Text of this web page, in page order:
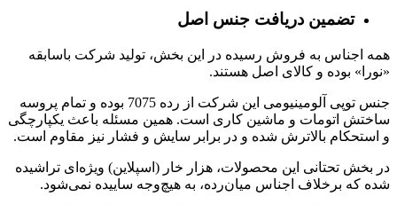
تضمین دریافت جنس اصل
همه اجناس به فروش رسیده در این بخش، تولید شرکت باسابقه
«نورا» بوده و کالای اصل هستند.
جنس توپی آلومینیومی این شرکت از رده 7075 بوده و تمام پروسه
ساختش اتومات و ماشین کاری است. همین مسئله باعث یکپارچگی
و استحکام بالاترش شده و در برابر سایش و فشار نیز مقاوم‌ است.
در بخش تحتانی این محصولات، هزار خار (اسپلاین) ویژه‌ای تراشیده
شده که برخلاف اجناس میان‌رده، به هیچ‌وجه ساییده نمی‌شود.